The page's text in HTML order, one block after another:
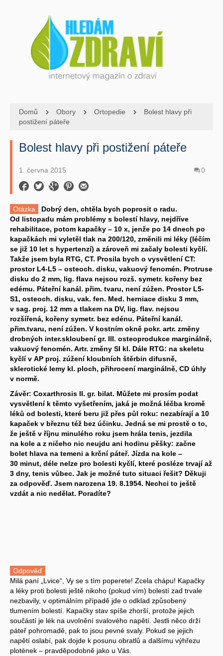
Domů Obory Ortopedie
Bolest hlavy při
postižení páteře
Bolest hlavy při postižení páteře
1. června 2015 0
Otázka
Dobrý den, chtěla bych poprosit o radu.
Od listopadu mám problémy s bolestí hlavy, nejdříve
rehabilitace, potom kapačky – 10 x, jenže po 14 dnech po
kapačkách mi vyletěl tlak na 200/120, změnili mi léky (léčím
se již 10 let s hypertenzí) a zároveň mi začaly bolesti kyčlí.
Takže jsem byla RTG, CT. Prosila bych o vysvětlení CT:
prostor L4-L5 – osteoch. disku, vakuový fenomén. Protruse
disku do 2 mm, lig. flava nejsou rozš. symetr. kořeny bez
edému. Páteřní kanál. přim. tvaru, není zúžen. Prostor L5-
S1, osteoch. disku, vak. fen. Med. herniace disku 3 mm,
v sag. proj. 12 mm a tlakem na DV, lig. flav. nejsou
rozšířená, kořeny symetr. bez edénu. Páteřní kanál.
přim.tvaru, není zúžen. V kostním okně pokr. artr. změny
drobných inter.skloubení gr. III. osteoprodukce marginálně,
vakuový fenomén. Artr. změny SI kl. Dále RTG: na skeletu
kyčlí v AP proj. zúžení kloubních štěrbin difusně,
sklerotické lemy kl. ploch, přihrocení marginálně, CD úhly
v normě.
Závěr: Coxarthrosis II. gr. bilat. Můžete mi prosím podat
vysvětlení k těmto vyšetřením, jaká je možná léčba kromě
léků od bolesti, které beru již přes půl roku: nezabírají a 10
kapaček v březnu též bez účinku. Jedná se mi prostě o to,
že ještě v říjnu minulého roku jsem hrála tenis, jezdila
na kole a z ničeho nic neujdu ani hodinu pěšky: začne
bolet hlava na temeni a krční páteř. Jízda na kole –
30 minut, déle nelze pro bolesti kyčlí, které posléze trvají až
3 dny, tenis vůbec. Jak je možné tuto situaci řešit? Děkuji
za odpověď. Jsem narozena 19. 8.1954. Nechci to ještě
vzdát a nic nedělat. Poradíte?
Odpověď
Milá paní „Lvice“, Vy se s tím poperete! Zcela chápu! Kapačky
a léky proti bolesti ještě nikoho (pokud vím) bolestí zad trvale
nezbavily, v optimálním případě jde o odklad způsobený
tlumením bolestí. Kapačky stav spíše zhorší, protože jejich
součástí je lék na uvolnění svalového napětí. Jestli něco drží
páteř pohromadě, pak to jsou pevné svaly. Pokud se jejich
napětí oslabí, pak dojde k posunu obratlů a dalšímu výhřezu
plotének – pravděpodobně jako u Vás.